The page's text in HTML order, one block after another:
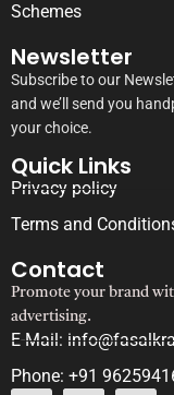
Schemes
Newsletter
Subscribe to our
and we’ll send you
your choice.
Quick Links
Privacy policy
Terms and
Contact
Promote your brand
advertising.
E-Mail:
Phone: +91